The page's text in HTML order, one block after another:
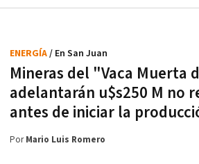
Mineras del "Vaca Muerta
adelantarán u$s250 M no
antes de iniciar la
ENERGÍA/ En San Juan
PorMario Luis Romero